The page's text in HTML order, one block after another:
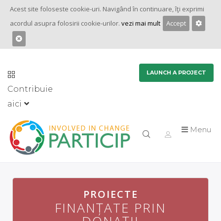
Acest site foloseste cookie-uri. Navigând în continuare, îţi exprimi
acordul asupra folosirii cookie-urilor. vezi mai mult Accept
Contribuie
aici
LAUNCH A PROJECT
Menu
PROIECTE
FINANȚATE PRIN
PROIECTE
FINANȚATE PRIN